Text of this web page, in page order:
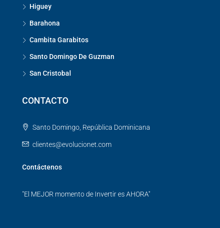
Higuey
Barahona
Cambita Garabitos
Santo Domingo De Guzman
San Cristobal
CONTACTO
Santo Domingo, República Dominicana
clientes@evolucionet.com
Contáctenos
"El MEJOR momento de Invertir es AHORA"